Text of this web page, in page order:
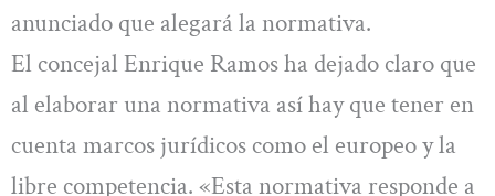
anunciado que alegará la normativa.
El concejal Enrique Ramos ha dejado claro que
al elaborar una normativa así hay que tener en
cuenta marcos jurídicos como el europeo y la
libre competencia. «Esta normativa responde a